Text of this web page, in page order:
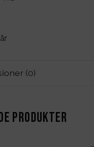
(0)
PRODUKTER